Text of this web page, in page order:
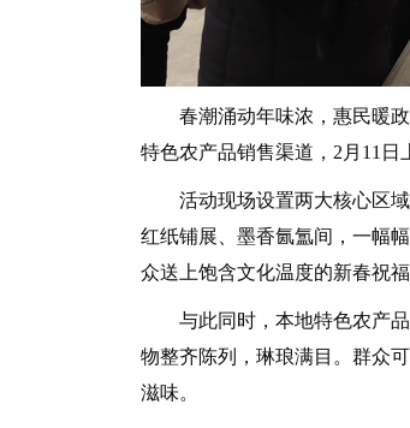
春潮涌动年味浓，惠民暖政
特色农产品销售渠道，2月11日
活动现场设置两大核心区域
红纸铺展、墨香氤氲间，一幅
众送上饱含文化温度的新春祝福
与此同时，本地特色农产品
物整齐陈列，琳琅满目。群众
滋味。